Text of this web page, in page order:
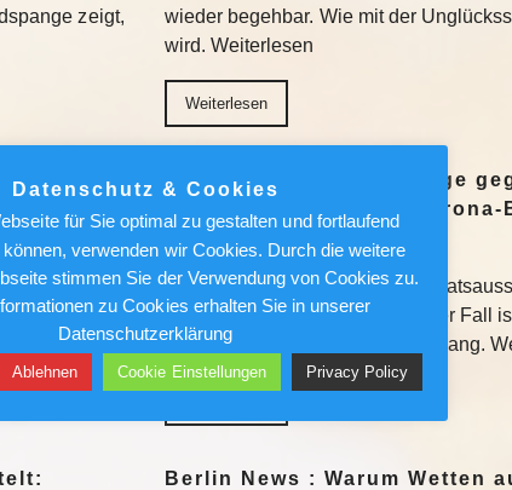
zeigt,
wieder begehbar. Wie mit der
wird. Weiterlesen
Weiterlesen
holen“:
Dieter
der 2.
Berlin News : Strafanzeige
Fauci: Kommt der Ex-
Gefängnis?
Ein republikanisch geführter
Fauci strafrechtlich belangen. Der Fall
Neuland – mit ungewissem Ausgang.
Berlin News : Warum Wetten
Datenschutz & Cookies
für Sie optimal zu gestalten und fortlaufend
verwenden wir Cookies. Durch die weitere
stimmen Sie der Verwendung von Cookies zu.
zu Cookies erhalten Sie in unserer
Datenschutzerklärung
Ablehnen Cookie Einstellungen Privacy Policy